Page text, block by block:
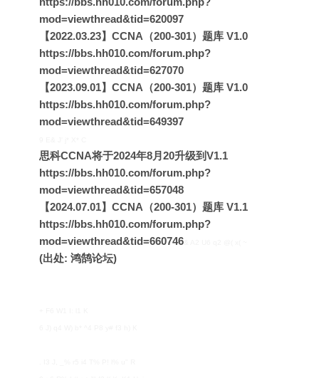
mod=viewthread&tid=620097
【2022.03.23】CCNA（200-301）题库 V1.0
https://bbs.hh010.com/forum.php?
mod=viewthread&tid=627070
【2023.09.01】CCNA（200-301）题库 V1.0
https://bbs.hh010.com/forum.php?
mod=viewthread&tid=649397
思科CCNA将于2024年8月20升级到V1.1
https://bbs.hh010.com/forum.php?
mod=viewthread&tid=657048
【2024.07.01】CCNA（200-301）题库 V1.1
https://bbs.hh010.com/forum.php?
mod=viewthread&tid=660746
(出处: 鸿鹄论坛)